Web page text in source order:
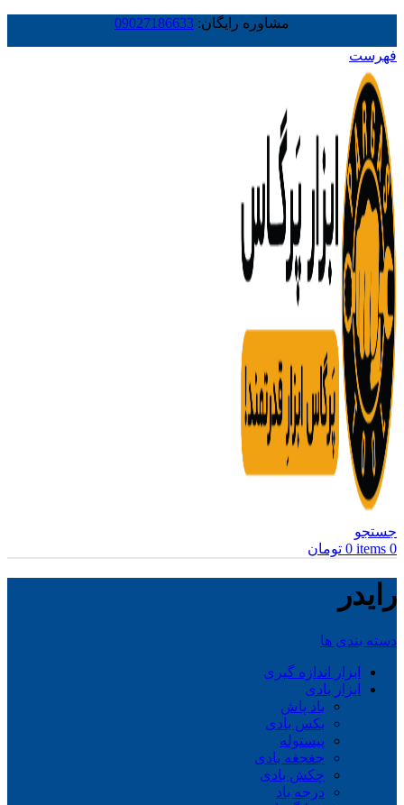
مشاوره رایگان: 09027186633
فهرست
جستجو
0
items
0 تومان
رایدر
دسته بندی ها
ابزار اندازه گیری
ابزار بادی
باد پاش
بکس بادی
پیستوله
جغجغه بادی
چکش بادی
درجه باد